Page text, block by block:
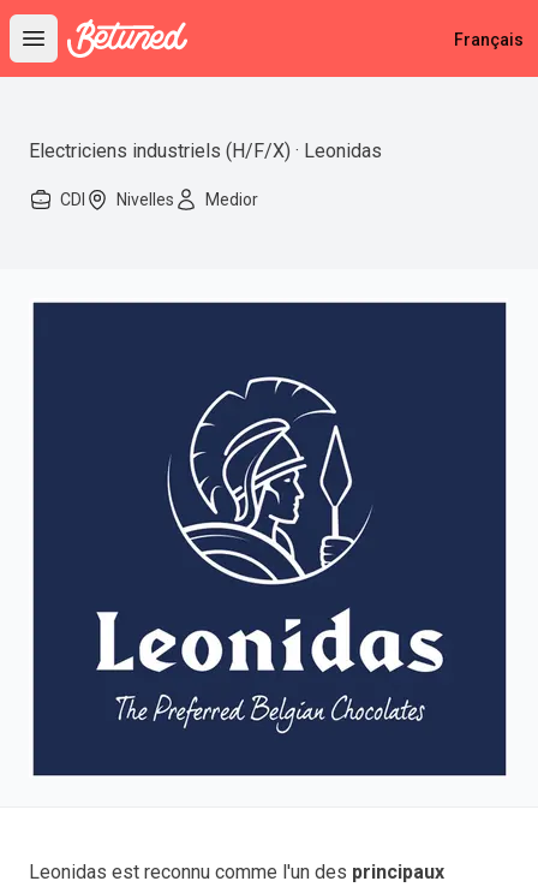
Open main menu
Betuned Français
Electriciens industriels (H/F/X) · Leonidas
CDI Nivelles Medior
Leonidas est reconnu comme l'un des principaux